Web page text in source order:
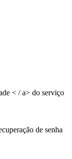
< / a> do serviço
de senha